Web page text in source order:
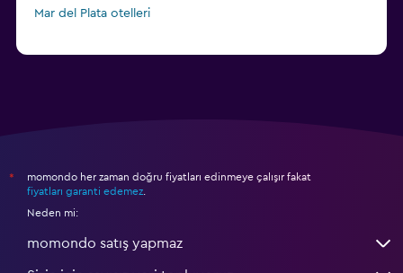
Mar del Plata otelleri
*
momondo her zaman doğru fiyatları edinmeye çalışır fakat
fiyatları garanti edemez
Neden mi:
momondo satış yapmaz